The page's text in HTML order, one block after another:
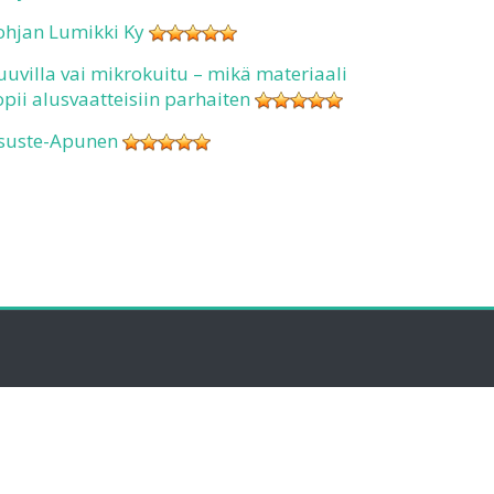
Lumikki Ky
vai mikrokuitu – mikä materiaali
alusvaatteisiin parhaiten
Apunen